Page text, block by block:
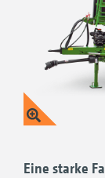
Eine starke